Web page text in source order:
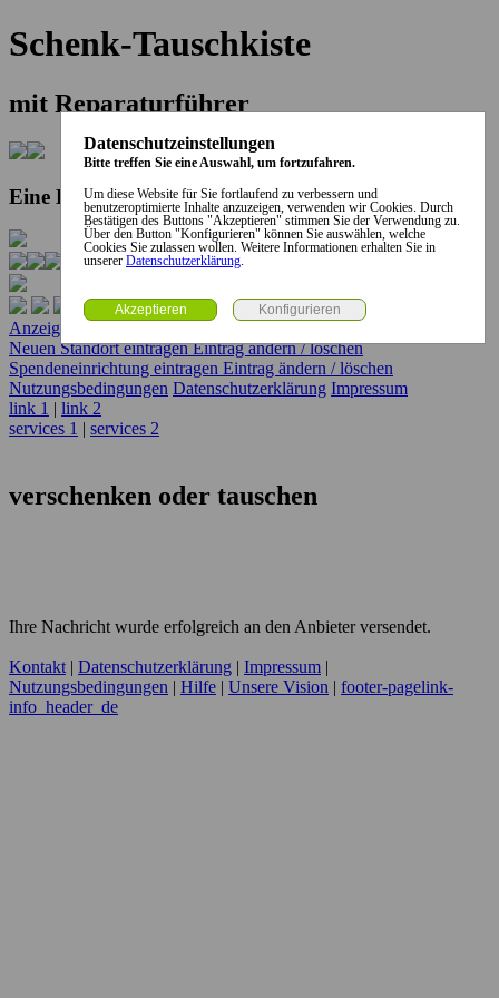
Schenk-Tauschkiste
mit Reparaturführer
Eine Kooperation der Stadt und des Landkreises...
Anzeige erstellen
Neuen Standort eintragenEintrag ändern / löschen
Spendeneinrichtung eintragen Eintrag ändern / löschen
Nutzungsbedingungen Datenschutzerklärung Impressum
link 1 | link 2
services 1 | services 2
verschenken oder tauschen
Ihre Nachricht wurde erfolgreich an den Anbieter versendet.
Kontakt| Datenschutzerklärung Impressum
Nutzungsbedingungen
Hilfe Unsere Vision
footer-pagelink-
info_header_de
Datenschutzeinstellungen
Bitte treffen Sie eine Auswahl, um fortzufahren.
Um diese Website für Sie fortlaufend zu verbessern und
benutzeroptimierte Inhalte anzuzeigen, verwenden wir Cookies. Durch
Bestätigen des Buttons "Akzeptieren" stimmen Sie der Verwendung zu.
Über den Button "Konfigurieren" können Sie auswählen, welche
Cookies Sie zulassen wollen. Weitere Informationen erhalten Sie in
unserer Datenschutzerklärung.